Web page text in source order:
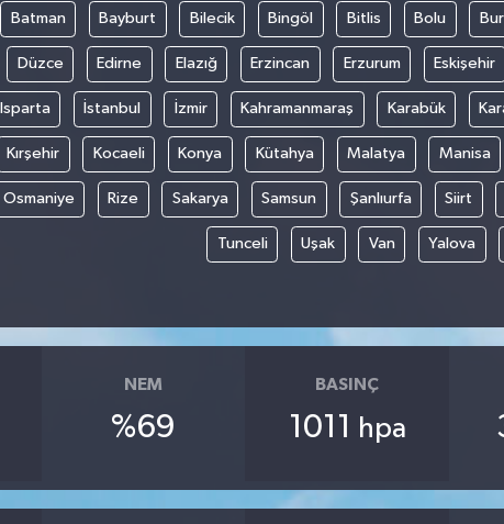
Batman Bayburt Bilecik Bingöl Bitlis Bolu
Düzce Edirne Elazığ Erzincan Erzurum Eskişehir
Isparta İstanbul İzmir Kahramanmaraş Karabük
Kırşehir Kocaeli Konya Kütahya Malatya Manisa
Osmaniye Rize Sakarya Samsun Şanlıurfa Siirt
Tunceli Uşak Van Yalova
NEM
%69
BASINÇ
1011 hpa